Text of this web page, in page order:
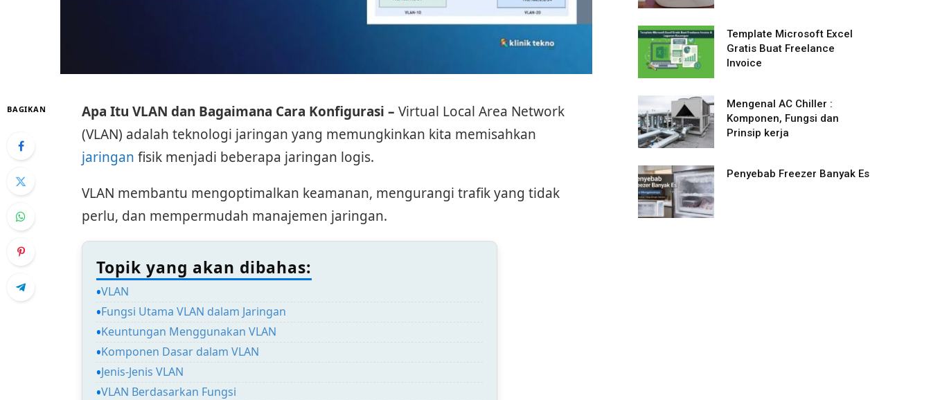
BAGIKAN Apa Itu VLAN dan Bagaimana Cara Konfigurasi – Virtual Local Area Network
(VLAN) adalah teknologi jaringan yang memungkinkan kita memisahkan
jaringan fisik menjadi beberapa jaringan logis.
VLAN membantu mengoptimalkan keamanan, mengurangi trafik yang tidak
perlu, dan mempermudah manajemen jaringan.
Topik yang akan dibahas:
VLAN
Fungsi Utama VLAN dalam Jaringan
Keuntungan Menggunakan VLAN
Komponen Dasar dalam VLAN
Jenis-Jenis VLAN
VLAN Berdasarkan Fungsi
Template Microsoft Excel
Gratis Buat Freelance
Invoice
Mengenal AC Chiller :
Komponen, Fungsi dan
Prinsip kerja
Penyebab Freezer Banyak Es